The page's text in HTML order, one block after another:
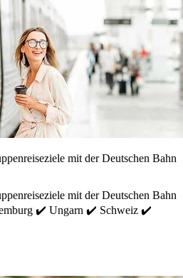
mit der Deutschen Bahn
mit der Deutschen Bahn
✔️ Ungarn ✔️ Schweiz ✔️